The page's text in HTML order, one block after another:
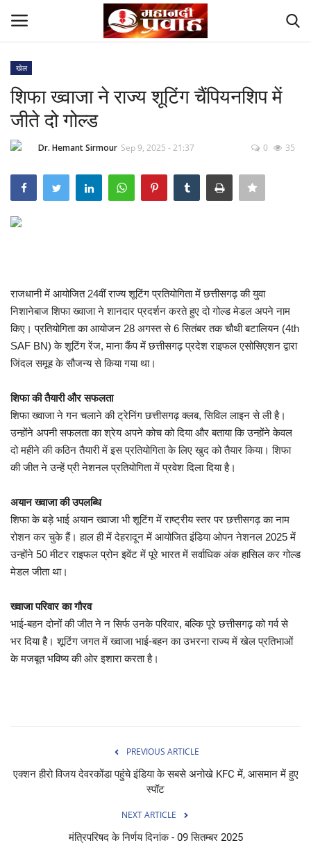
Home
मनोरंजन
दुनिया
खेल
टेक न्यूज
लाइफस्टाइल
वीडियो
संस्कृति मंच
खेल
शिफा ख्वाजा ने राज्य शूटिंग चैंपियनशिप में
जीते दो गोल्ड
Dr. Hemant Sirmour Sep 9, 2025 - 21:37 0 35
राजधानी में आयोजित 24वीं राज्य शूटिंग प्रतियोगिता में छत्तीसगढ़ की युवा
निशानेबाज शिफा ख्वाजा ने शानदार प्रदर्शन करते हुए दो गोल्ड मेडल अपने नाम
किए। प्रतियोगिता का आयोजन 28 अगस्त से 6 सितंबर तक चौथी बटालियन (4th
SAF BN) के शूटिंग रेंज, माना कैंप में छत्तीसगढ़ प्रदेश राइफल एसोसिएशन द्वारा
जिंदल समूह के सौजन्य से किया गया था।
शिफा की तैयारी और सफलता
शिफा ख्वाजा ने गन चलाने की ट्रेनिंग छत्तीसगढ़ क्लब, सिविल लाइन से ली है।
उन्होंने अपनी सफलता का श्रेय अपने कोच को दिया और बताया कि उन्होंने केवल
दो महीने की कठिन तैयारी में इस प्रतियोगिता के लिए खुद को तैयार किया। शिफा
की जीत ने उन्हें प्री नेशनल प्रतियोगिता में प्रवेश दिला दिया है।
अयान ख्वाजा की उपलब्धि
शिफा के बड़े भाई अयान ख्वाजा भी शूटिंग में राष्ट्रीय स्तर पर छत्तीसगढ़ का नाम
रोशन कर चुके हैं। हाल ही में देहरादून में आयोजित इंडिया ओपन नेशनल 2025 में
उन्होंने 50 मीटर राइफल प्रोन इवेंट में पूरे भारत में सर्वाधिक अंक हासिल कर गोल्ड
मेडल जीता था।
ख्वाजा परिवार का गौरव
भाई-बहन दोनों की जीत ने न सिर्फ उनके परिवार, बल्कि पूरे छत्तीसगढ़ को गर्व से
भर दिया है। शूटिंग जगत में ख्वाजा भाई-बहन का उभरना राज्य में खेल प्रतिभाओं
के मजबूत भविष्य की ओर इशारा करता है।
PREVIOUS ARTICLE
एक्शन हीरो विजय देवरकोंडा पहुंचे इंडिया के सबसे अनोखे KFC में, आसमान में हुए
स्पॉट
NEXT ARTICLE
मंत्रिपरिषद के निर्णय दिनांक - 09 सितम्बर 2025